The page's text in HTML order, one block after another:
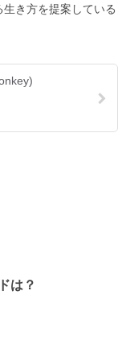
き方を提案している
は？